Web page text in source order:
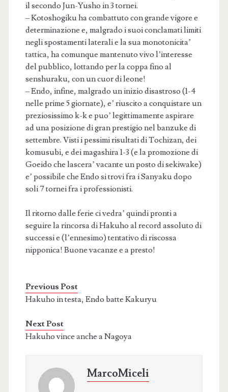
il secondo Jun-Yusho in 3 tornei.
– Kotoshogiku ha combattuto con grande vigore e
determinazione e, malgrado i suoi conclamati limiti
negli spostamenti laterali e la sua monotonicita’
tattica, ha comunque mantenuto vivo l’interesse
del pubblico, lottando per la coppa fino al
senshuraku, con un cuor di leone!
– Endo, infine, malgrado un inizio disastroso (1-4
nelle prime 5 giornate), e’ riuscito a conquistare un
preziosissimo k-k e puo’ legittimamente aspirare
ad una posizione di gran prestigio nel banzuke di
settembre. Visti i pessimi risultati di Tochizan, dei
komusubi, e dei magashira 1-3 (e la promozione di
Goeido che lascera’ vacante un posto di sekiwake)
e’ possibile che Endo si trovi fra i Sanyaku dopo
soli 7 tornei fra i professionisti.
Il ritorno dalle ferie ci vedra’ quindi pronti a
seguire la rincorsa di Hakuho al record assoluto di
successi e (l’ennesimo) tentativo di riscossa
nipponica! Buone vacanze e a presto!
Previous Post
Hakuho in testa, Endo batte Kakuryu
Next Post
Hakuho vince anche a Nagoya
MarcoMiceli